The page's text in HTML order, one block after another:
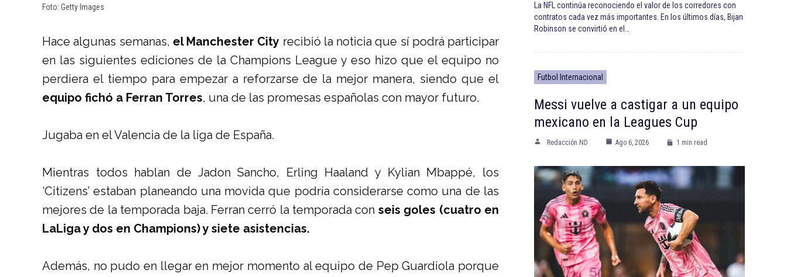
Foto: Getty Images
Hace algunas semanas, el Manchester City recibió la noticia que sí podrá participar
en las siguientes ediciones de la Champions League y eso hizo que el equipo no
perdiera el tiempo para empezar a reforzarse de la mejor manera, siendo que el
equipo fichó a Ferran Torres, una de las promesas españolas con mayor futuro.
Jugaba en el Valencia de la liga de España.
Mientras todos hablan de Jadon Sancho, Erling Haaland y Kylian Mbappé, los
‘Citizens’ estaban planeando una movida que podría considerarse como una de las
mejores de la temporada baja. Ferran cerró la temporada con seis goles (cuatro en
LaLiga y dos en Champions) y siete asistencias.
Además, no pudo en llegar en mejor momento al equipo de Pep Guardiola porque
La NFL continúa reconociendo el valor de los corredores con
contratos cada vez más importantes. En los últimos días, Bijan
Robinson se convirtió en el…
Futbol Internacional
Messi vuelve a castigar a un equipo
mexicano en la Leagues Cup
Redacción ND Ago 6, 2026 1 min read